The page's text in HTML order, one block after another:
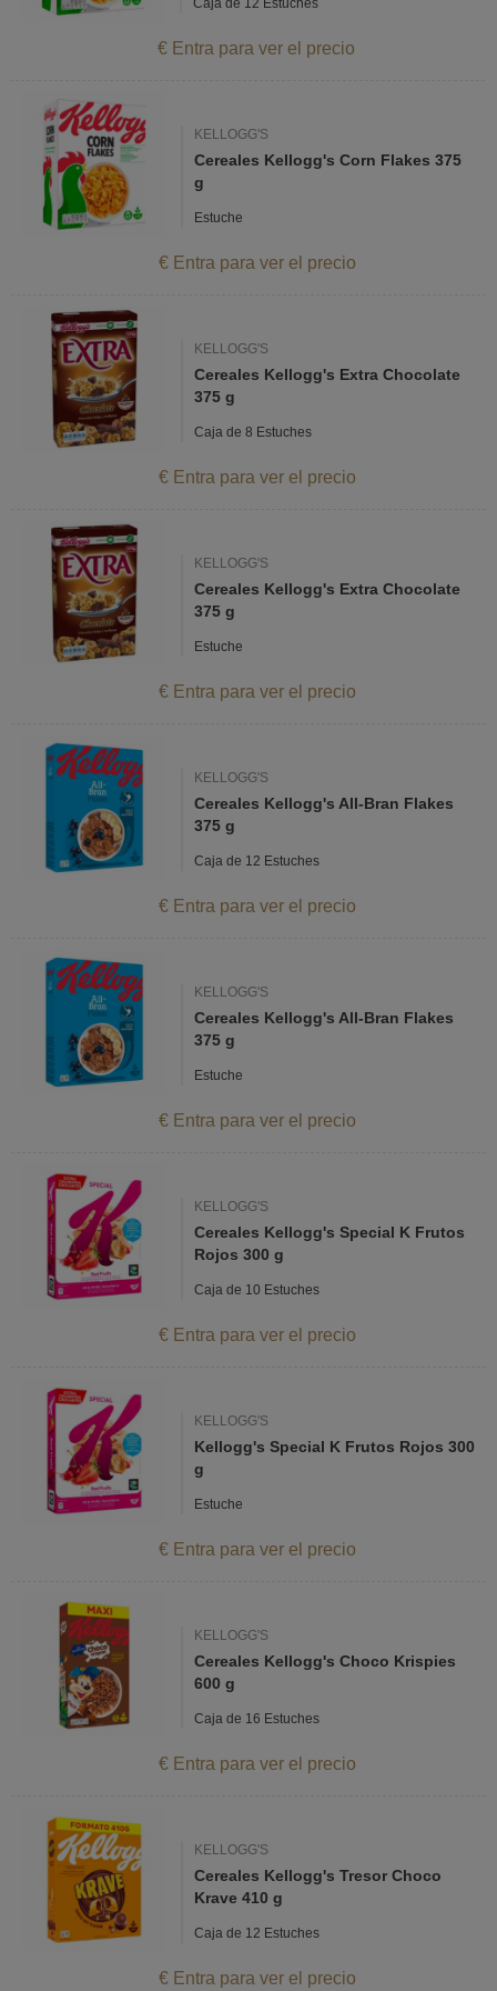
Caja de 12 Estuches
€ Entra para ver el precio
KELLOGG'S
Cereales Kellogg's Corn Flakes 375
g
Estuche
€ Entra para ver el precio
KELLOGG'S
Cereales Kellogg's Extra Chocolate
375 g
Caja de 8 Estuches
€ Entra para ver el precio
KELLOGG'S
Cereales Kellogg's Extra Chocolate
375 g
Estuche
€ Entra para ver el precio
KELLOGG'S
Cereales Kellogg's All-Bran Flakes
375 g
Caja de 12 Estuches
€ Entra para ver el precio
KELLOGG'S
Cereales Kellogg's All-Bran Flakes
375 g
Estuche
€ Entra para ver el precio
KELLOGG'S
Cereales Kellogg's Special K Frutos
Rojos 300 g
Caja de 10 Estuches
€ Entra para ver el precio
KELLOGG'S
Kellogg's Special K Frutos Rojos 300
g
Estuche
€ Entra para ver el precio
KELLOGG'S
Cereales Kellogg's Choco Krispies
600 g
Caja de 16 Estuches
€ Entra para ver el precio
KELLOGG'S
Cereales Kellogg's Tresor Choco
Krave 410 g
Caja de 12 Estuches
€ Entra para ver el precio